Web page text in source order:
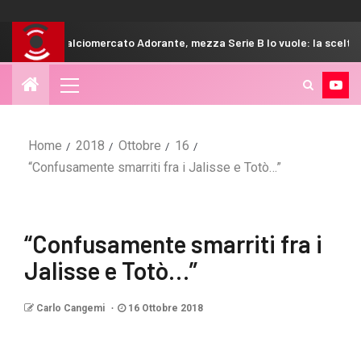
Adorante, mezza Serie B lo vuole: la scelta del Venezia
Home 2018 Ottobre
16
“Confusamente smarriti fra i Jalisse e Totò…”
“Confusamente smarriti fra i
Jalisse e Totò…”
Carlo Cangemi 16 Ottobre 2018